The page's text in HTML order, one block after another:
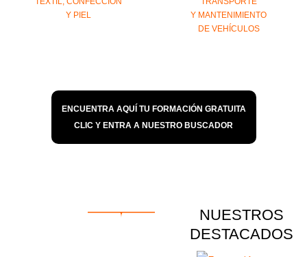
Y PIEL
Y MANTENIMIENTO
DE VEHÍCULOS
ENCUENTRA AQUÍ TU FORMACIÓN GRATUITA
CLIC Y ENTRA A NUESTRO BUSCADOR
NUESTROS
DESTACADOS